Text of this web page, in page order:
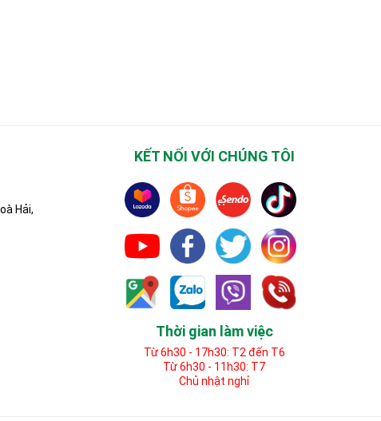
Hải,
KẾT NỐI VỚI CHÚNG TÔI
Thời gian làm việc
Từ 6h30 - 17h30: T2 đến T6
Từ 6h30 - 11h30: T7
Chủ nhật nghỉ